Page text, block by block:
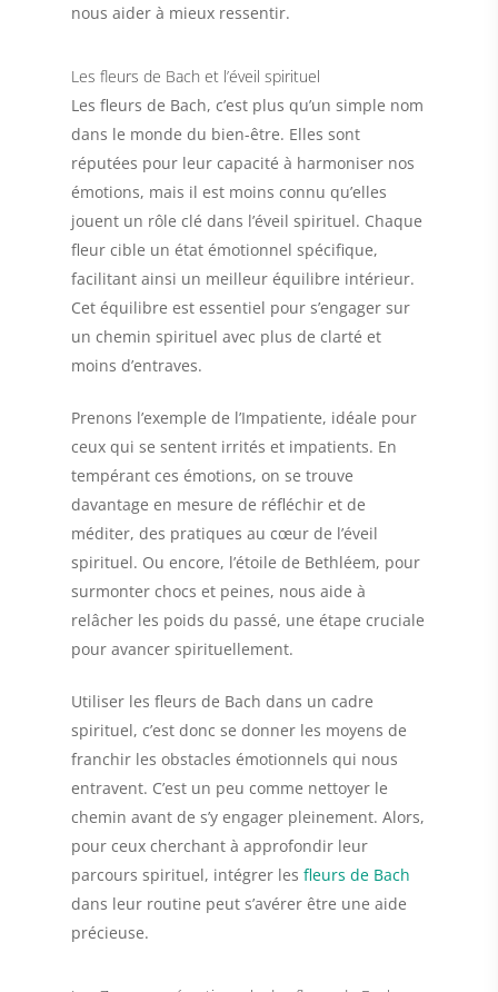
nous aider à mieux ressentir.
Les fleurs de Bach et l’éveil spirituel
Les fleurs de Bach, c’est plus qu’un simple nom
dans le monde du bien-être. Elles sont
réputées pour leur capacité à harmoniser nos
émotions, mais il est moins connu qu’elles
jouent un rôle clé dans l’éveil spirituel. Chaque
fleur cible un état émotionnel spécifique,
facilitant ainsi un meilleur équilibre intérieur.
Cet équilibre est essentiel pour s’engager sur
un chemin spirituel avec plus de clarté et
moins d’entraves.
Prenons l’exemple de l’Impatiente, idéale pour
ceux qui se sentent irrités et impatients. En
tempérant ces émotions, on se trouve
davantage en mesure de réfléchir et de
méditer, des pratiques au cœur de l’éveil
spirituel. Ou encore, l’étoile de Bethléem, pour
surmonter chocs et peines, nous aide à
relâcher les poids du passé, une étape cruciale
pour avancer spirituellement.
Utiliser les fleurs de Bach dans un cadre
spirituel, c’est donc se donner les moyens de
franchir les obstacles émotionnels qui nous
entravent. C’est un peu comme nettoyer le
chemin avant de s’y engager pleinement. Alors,
pour ceux cherchant à approfondir leur
parcours spirituel, intégrer les fleurs de Bach
dans leur routine peut s’avérer être une aide
précieuse.